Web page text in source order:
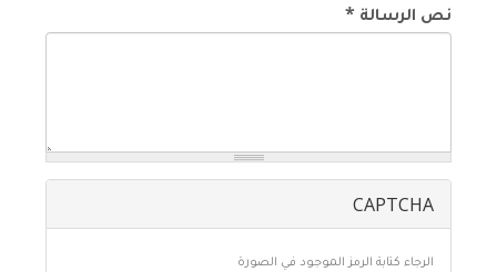
نص الرسالة*
CAPTCHA
الرجاء كتابة الرمز الموجود في الصورة